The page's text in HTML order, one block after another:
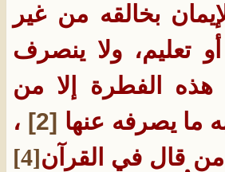
بخالقه من غير
تعليم، ولا ينصرف
الفطرة إلا من
ما يصرفه عنها [2]
،
من قال في القرآن[4]